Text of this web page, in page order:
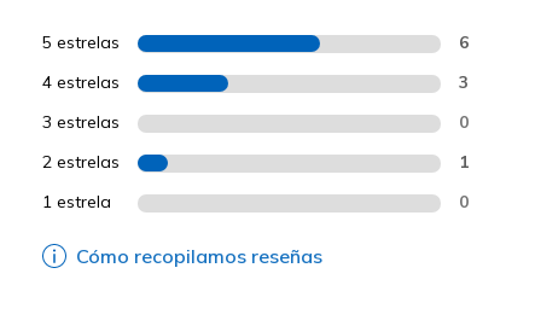
5 estrelas 6
4 estrelas 3
3 estrelas 0
2 estrelas 1
1 estrela 0
Cómo recopilamos reseñas